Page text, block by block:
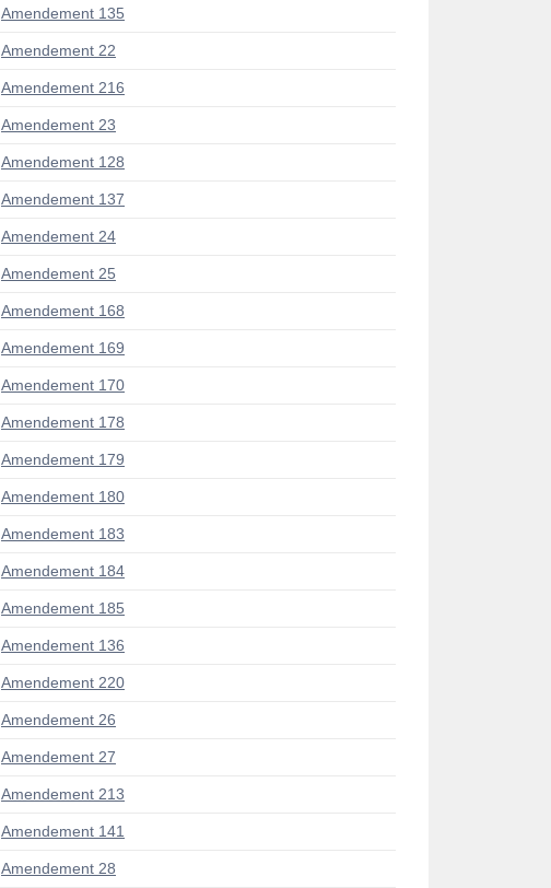
Amendement 135
Amendement 22
Amendement 216
Amendement 23
Amendement 128
Amendement 137
Amendement 24
Amendement 25
Amendement 168
Amendement 169
Amendement 170
Amendement 178
Amendement 179
Amendement 180
Amendement 183
Amendement 184
Amendement 185
Amendement 136
Amendement 220
Amendement 26
Amendement 27
Amendement 213
Amendement 141
Amendement 28